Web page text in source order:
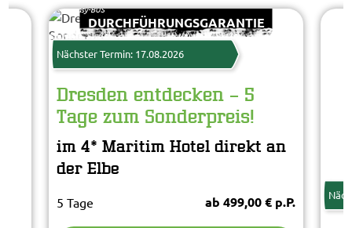
© Easy-BUS
DURCHFÜHRUNGSGARANTIE
Nächster Termin: 17.08.2026
Dresden entdecken – 5
Tage zum Sonderpreis!
im 4* Maritim Hotel direkt an
der Elbe
5 Tage ab 499,00 € p.P.